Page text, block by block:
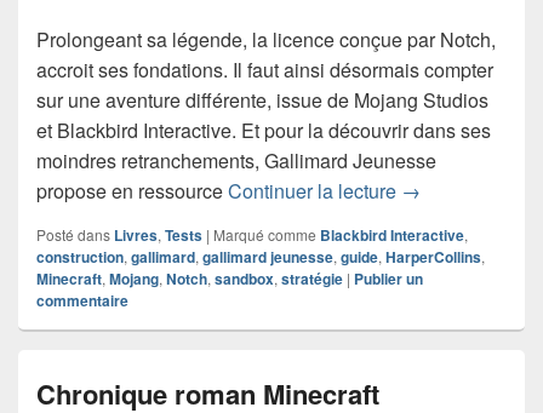
Prolongeant sa légende, la licence conçue par Notch,
accroit ses fondations. Il faut ainsi désormais compter
sur une aventure différente, issue de Mojang Studios
et Blackbird Interactive. Et pour la découvrir dans ses
moindres retranchements, Gallimard Jeunesse
propose en ressourceContinuer la lecture Chronique Le
→
Posté dans Livres, Tests | Marqué comme Blackbird Interactive,
construction, gallimard, gallimard jeunesse, guide, HarperCollins,
Minecraft, Mojang, Notch, sandbox, stratégie | Publier un
commentaire
Chronique roman Minecraft